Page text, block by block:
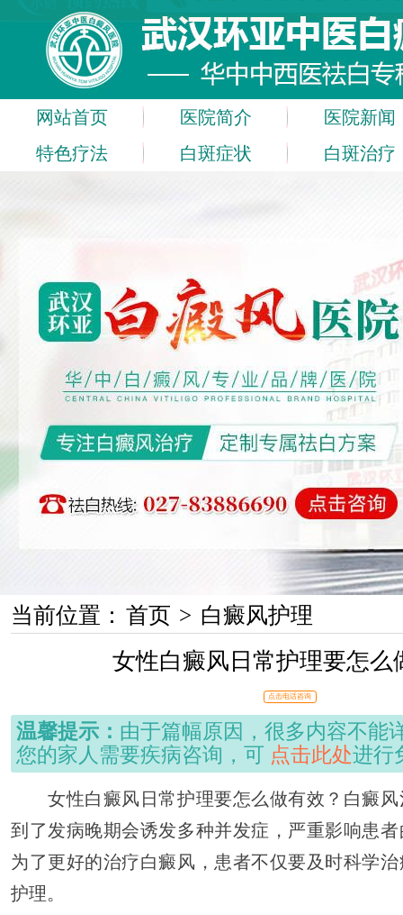
网站首页 医院简介
医院新闻
特色疗法
白斑症状 白斑治疗
当前位置： 首页 > 白癜风护理
女性白癜风日常护理要怎么
点击电话咨询
温馨提示： 由于篇幅原因，很多内容不能
您的家人需要疾病咨询，可 点击此处进行
女性白癜风日常护理要怎么做有效？白癜风
到了发病晚期会诱发多种并发症，严重影响患
为了更好的治疗白癜风，患者不仅要及时科学
护理。